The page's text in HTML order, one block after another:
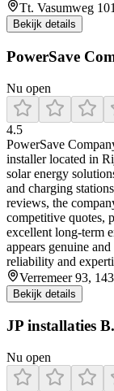
Tt. Vasumweg
Bekijk details
PowerSave
Nu open
4.5
PowerSave
installer located in
solar energy
and charging
reviews, the
competitive quotes,
excellent long‑term
appears genuine
reliability and
Verremeer 93,
Bekijk details
JP installaties
Nu open